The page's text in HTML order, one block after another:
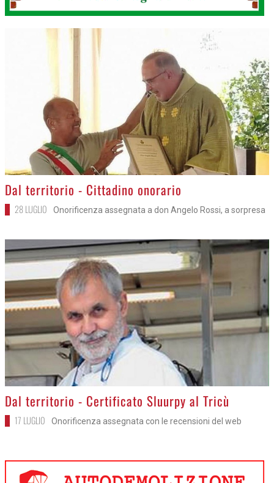
>
Dal territorio - Cittadino onorario
28 LUGLIO Onorificenza assegnata a don Angelo Rossi, a sorpresa
>
Dal territorio - Certificato Sluurpy al Tricù
17 LUGLIO Onorificenza assegnata con le recensioni del web